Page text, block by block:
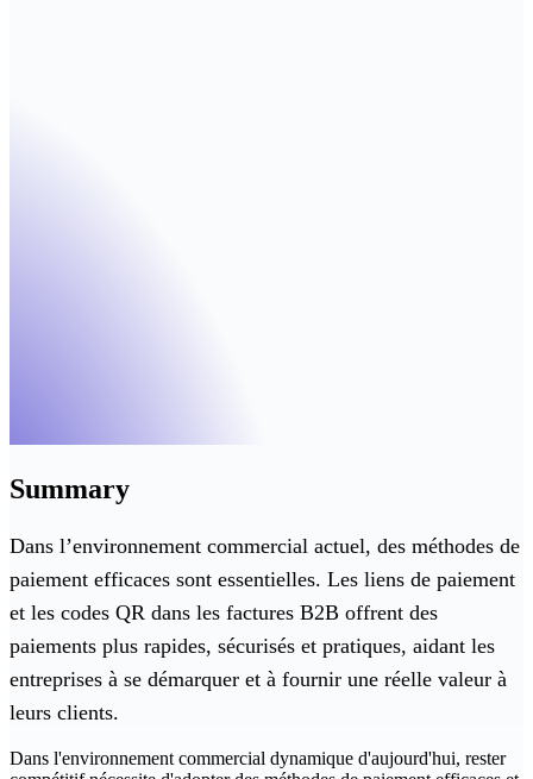
Summary
Dans l’environnement commercial actuel, des méthodes de
paiement efficaces sont essentielles. Les liens de paiement
et les codes QR dans les factures B2B offrent des
paiements plus rapides, sécurisés et pratiques, aidant les
entreprises à se démarquer et à fournir une réelle valeur à
leurs clients.
Dans l'environnement commercial dynamique d'aujourd'hui, rester